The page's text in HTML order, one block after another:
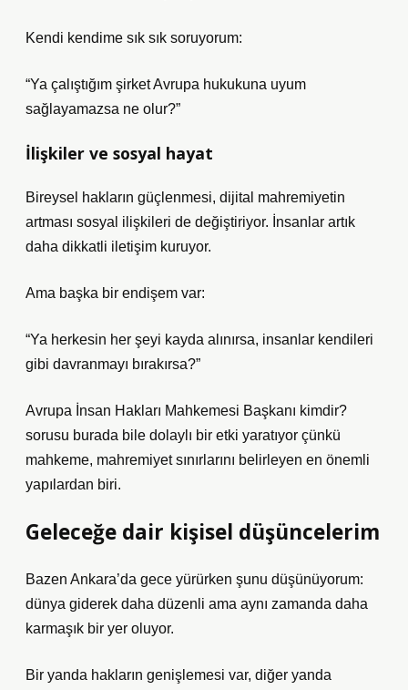
Kendi kendime sık sık soruyorum:
“Ya çalıştığım şirket Avrupa hukukuna uyum
sağlayamazsa ne olur?”
İlişkiler ve sosyal hayat
Bireysel hakların güçlenmesi, dijital mahremiyetin
artması sosyal ilişkileri de değiştiriyor. İnsanlar artık
daha dikkatli iletişim kuruyor.
Ama başka bir endişem var:
“Ya herkesin her şeyi kayda alınırsa, insanlar kendileri
gibi davranmayı bırakırsa?”
Avrupa İnsan Hakları Mahkemesi Başkanı kimdir?
sorusu burada bile dolaylı bir etki yaratıyor çünkü
mahkeme, mahremiyet sınırlarını belirleyen en önemli
yapılardan biri.
Geleceğe dair kişisel düşüncelerim
Bazen Ankara’da gece yürürken şunu düşünüyorum:
dünya giderek daha düzenli ama aynı zamanda daha
karmaşık bir yer oluyor.
Bir yanda hakların genişlemesi var, diğer yanda